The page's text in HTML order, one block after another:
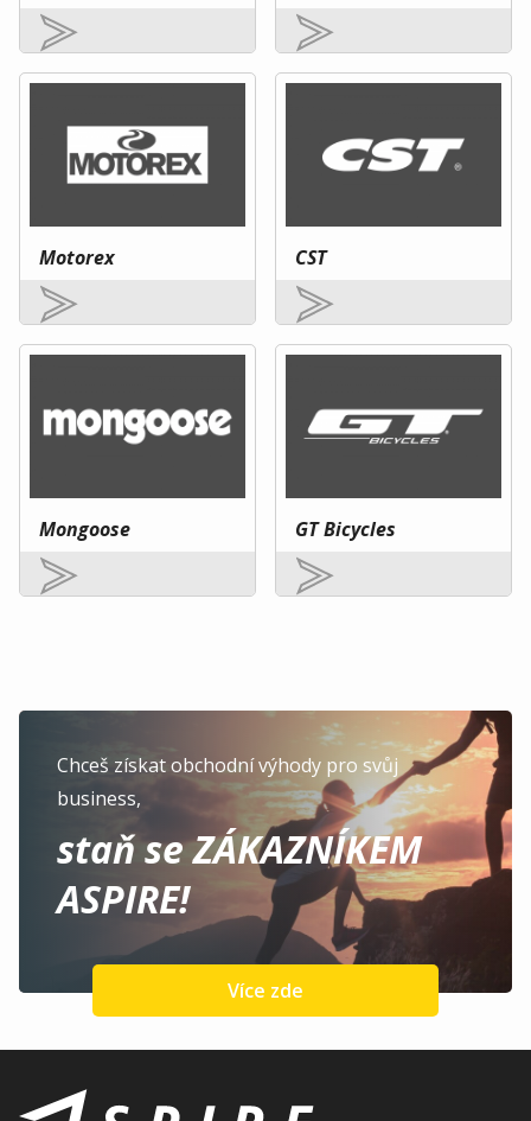
Motorex CST
Mongoose GT Bicycles
Chceš získat obchodní výhody pro svůj
business,
staň se ZÁKAZNÍKEM
ASPIRE!
Více zde